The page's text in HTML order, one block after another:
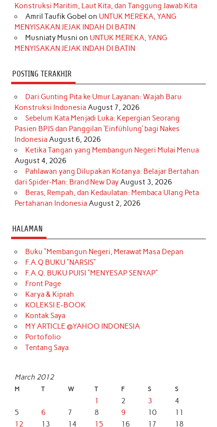
k
a
m
s
t
n
Konstruksi Maritim, Laut Kita, dan Tanggung Jawab Kita
Amril Taufik Gobel on UNTUK MEREKA, YANG
MENYISAKAN JEJAK INDAH DI BATIN
Musniaty Musni on UNTUK MEREKA, YANG
MENYISAKAN JEJAK INDAH DI BATIN
POSTING TERAKHIR
Dari Gunting Pita ke Umur Layanan: Wajah Baru
Konstruksi Indonesia August 7, 2026
Sebelum Kata Menjadi Luka: Kepergian Seorang
Pasien BPJS dan Panggilan ‘Einfühlung’ bagi Nakes
Indonesia August 6, 2026
Ketika Tangan yang Membangun Negeri Mulai Menua
August 4, 2026
Pahlawan yang Dilupakan Kotanya: Belajar Bertahan
dari Spider-Man: Brand New DayAugust 3, 2026
Beras, Rempah, dan Kedaulatan: Membaca Ulang Peta
Pertahanan Indonesia August 2, 2026
HALAMAN
Buku “Membangun Negeri, Merawat Masa Depan
F.A.Q BUKU “NARSIS”
F.A.Q. BUKU PUISI “MENYESAP SENYAP”
Front Page
Karya & Kiprah
KOLEKSI E-BOOK
Kontak Saya
MY ARTICLE @YAHOO INDONESIA
Portofolio
Tentang Saya
March 2012
M T W T F S S
1 2 3
4
5
6 7 8 9 10
11
12
13 14 15 16 17 18